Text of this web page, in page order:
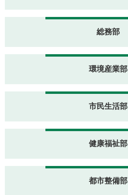
総務部
環境産業部
市民生活部
健康福祉部
都市整備部